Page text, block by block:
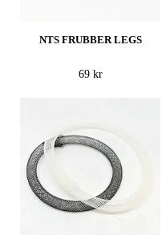
NTS FRUBBER LEGS
69 kr